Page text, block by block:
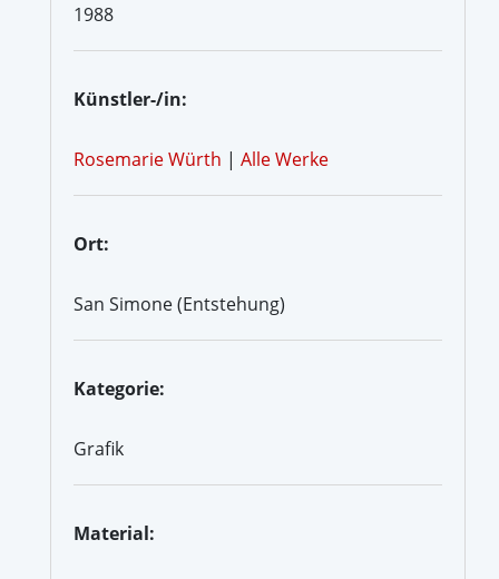
1988
Künstler-/in:
Rosemarie Würth | Alle Werke
Ort:
San Simone (Entstehung)
Kategorie:
Grafik
Material: